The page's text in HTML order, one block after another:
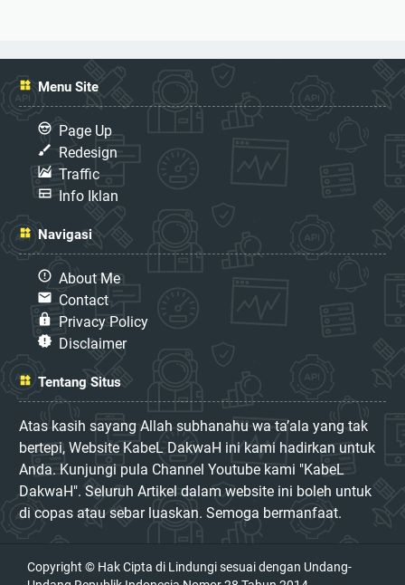
Menu Site
Page Up
Redesign
Traffic
Info Iklan
Navigasi
About Me
Contact
Privacy Policy
Disclaimer
Tentang Situs
Atas kasih sayang Allah subhanahu wa ta’ala yang tak
bertepi, Website KabeL DakwaH ini kami hadirkan untuk
Anda. Kunjungi pula Channel Youtube kami "KabeL
DakwaH". Seluruh Artikel dalam website ini boleh untuk
di copas atau sebar luaskan. Semoga bermanfaat.
Copyright © Hak Cipta di Lindungi sesuai dengan Undang-